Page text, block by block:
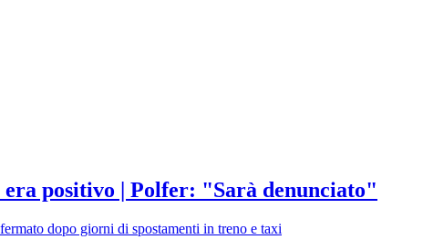
positivo | Polfer: "Sarà denunciato"
dopo giorni di spostamenti in treno e taxi